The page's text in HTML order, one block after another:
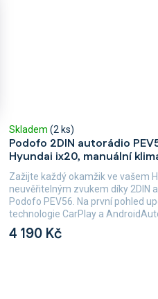
Podofo 2DIN autorádio
Hyundai ix20, manuální
Skladem (2 ks)
4 190 Kč
Zažijte každý okamžik ve vašem
neuvěřitelným zvukem díky 2DIN
Podofo PEV56. Na první pohled
technologie CarPlay a